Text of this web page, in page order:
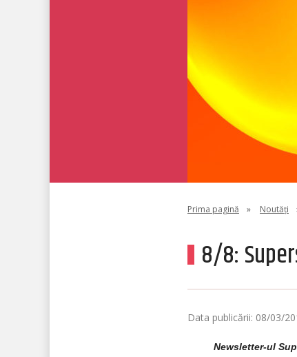
Prima pagină » Noutăți
8/8:
Data publicării: 08/03/
Newsletter-ul